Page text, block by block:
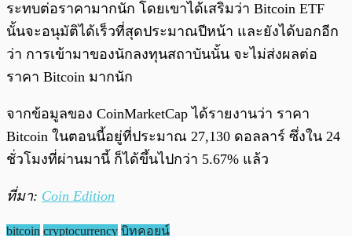
ระทบต่อราคามากนัก โดยเขาได้เสริมว่า Bitcoin ETF
นั้นจะอนุมัติได้เร็วที่สุดประมาณปีหน้า และยังได้บอกอีก
ว่า การเข้ามาของนักลงทุนสถาบันนั้น จะไม่ส่งผลต่อ
ราคา Bitcoin มากนัก
จากข้อมูลของ CoinMarketCap ได้รายงานว่า ราคา
Bitcoin ในตอนนี้อยู่ที่ประมาณ 27,130 ดอลลาร์ ซึ่งใน 24
ชั่วโมงที่ผ่านมานี้ ก็ได้ขึ้นไปกว่า 5.67% แล้ว
ที่มา: Coin Edition
bitcoin cryptocurrency บิทคอยน์